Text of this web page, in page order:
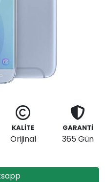
KALİTE
Orijinal
GARANTİ
365 Gün